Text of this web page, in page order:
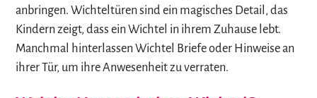
anbringen. Wichteltüren sind ein magisches Detail, das
Kindern zeigt, dass ein Wichtel in ihrem Zuhause lebt.
Manchmal hinterlassen Wichtel Briefe oder Hinweise an
ihrer Tür, um ihre Anwesenheit zu verraten.